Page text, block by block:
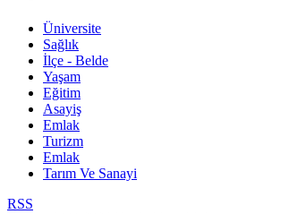
Üniversite
Sağlık
İlçe - Belde
Yaşam
Eğitim
Asayiş
Emlak
Turizm
Emlak
Tarım Ve Sanayi
RSS